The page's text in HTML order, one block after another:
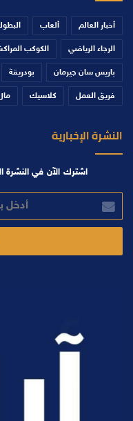
أخبار العالم ألعاب
الرجاء الرياضي الكوكب
باريس سان جيرمان بودريقة
فريق العمل كلاسيك
النشرة الإخبارية
اشترك الآن في النشرة
بريدك
الإلكتروني